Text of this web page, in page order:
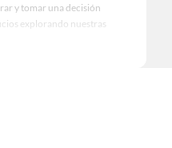
y tomar una decisión
explorando nuestras